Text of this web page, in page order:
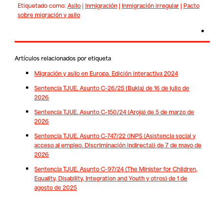
Etiquetado como:Asilo| Inmigración| Inmigración irregular| Pacto
sobre migración y asilo
Artículos relacionados por etiqueta
Migración y asilo en Europa. Edición interactiva 2024
Sentencia TJUE. Asunto C-26/25 (Bukla) de 16 de julio de
2026
Sentencia TJUE. Asunto C-150/24 (Aroja) de 5 de marzo de
2026
Sentencia TJUE. Asunto C-747/22 (INPS (Asistencia social y
acceso al empleo. Discriminación indirecta)) de 7 de mayo de
2026
Sentencia TJUE. Asunto C-97/24 (The Minister for Children,
Equality, Disability, Integration and Youth y otros) de 1 de
agosto de 2025